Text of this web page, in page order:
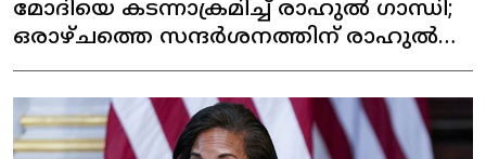
മോദിയെ കടന്നാക്രമിച്ച് രാഹുൽ ഗാന്ധി;
ഒരാഴ്ചത്തെ സന്ദർശനത്തിന് രാഹുൽ
യുഎസില്‍ എത്തി